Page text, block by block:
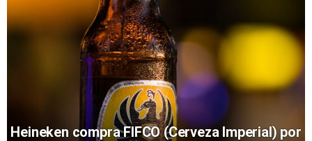
Heineken compra FIFCO (Cerveza Imperial) por